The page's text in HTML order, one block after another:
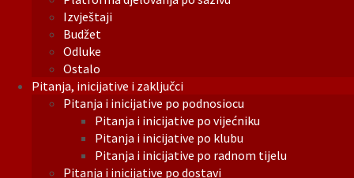
Izvještaji
Budžet
Odluke
Ostalo
Pitanja, inicijative i zaključci
Pitanja i inicijative po podnosiocu
Pitanja i inicijative po vijećniku
Pitanja i inicijative po klubu
Pitanja i inicijative po radnom tijelu
Pitanja i inicijative po dostavi